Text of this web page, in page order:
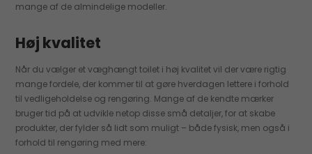
mange af de almindelige modeller.
Høj kvalitet
Når du vælger et væghængt toilet i høj kvalitet vil der være rigtig
mange fordele, der kommer til at gøre hverdagen lettere i forhold
til vedligeholdelse og rengøring. Mange af de kendte mærker
bruger tid på at udvikle netop disse små detaljer, for at skabe
produkter, der fylder så lidt som muligt – både fysisk, men også i
forhold til rengøring med mere: